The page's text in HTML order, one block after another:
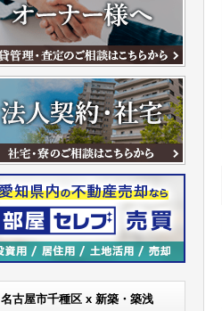
名古屋市千種区 x 新築・築浅